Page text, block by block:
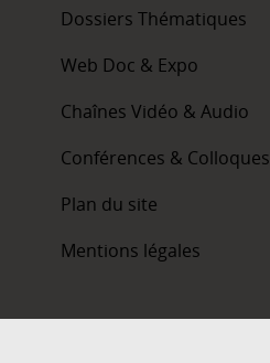
Dossiers Thématiques
Web Doc & Expo
Chaînes Vidéo & Audio
Conférences & Colloques
Plan du site
Mentions légales